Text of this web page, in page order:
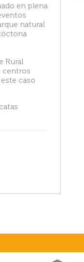
en plena
natural
Rural
centros
caso